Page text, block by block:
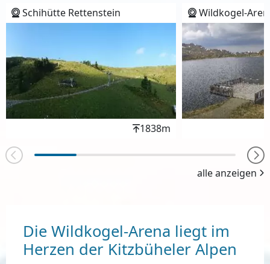
Schihütte Rettenstein
Höhenwert
1838m
Wildkogel-
alle anzeigen
Die Wildkogel-Arena liegt im
Herzen der Kitzbüheler Alpen